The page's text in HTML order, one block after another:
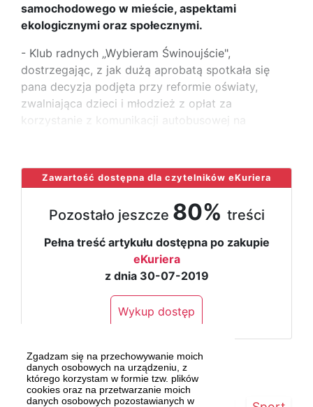
Zgadzam się na przechowywanie moich
danych osobowych na urządzeniu, z
którego korzystam w formie tzw. plików
cookies oraz na przetwarzanie moich
danych osobowych pozostawianych w
samochodowego w mieście, aspektami
ekologicznymi oraz społecznymi.
- Klub radnych „Wybieram Świnoujście",
dostrzegając, z jak dużą aprobatą spotkała się
pana decyzja podjęta przy reformie oświaty,
zwalniająca dzieci i młodzież z opłat za
korzystanie z komunikacji autobusowej na
Zawartość dostępna dla czytelników eKuriera
Pozostało jeszcze 80% treści
Pełna treść artykułu dostępna po zakupie
eKuriera
z dnia 30-07-2019
Wykup dostęp